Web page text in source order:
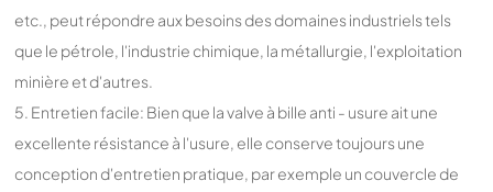
etc., peut répondre aux besoins des domaines industriels tels
que le pétrole, l'industrie chimique, la métallurgie, l'exploitation
minière et d'autres.
5. Entretien facile: Bien que la valve à bille anti - usure ait une
excellente résistance à l'usure, elle conserve toujours une
conception d'entretien pratique, par exemple un couvercle de